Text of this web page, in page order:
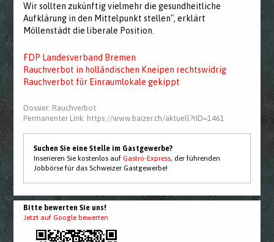
Wir sollten zukünftig vielmehr die gesundheitliche
Aufklärung in den Mittelpunkt stellen", erklärt
Möllenstädt die liberale Position.
FDP Landesverband Bremen
Rauchverbot in holländischen Kneipen rechtswidrig
Rauchverbot für Einraumlokale gekippt
Dossier: Rauchverbot
Permanenter Link: https://www.baizer.ch/aktuell?rID=1461
Suchen Sie eine Stelle im Gastgewerbe?
Inserieren Sie kostenlos aufGastro-Express, der führenden
Jobbörse für das Schweizer Gastgewerbe!
Bitte bewerten Sie uns!
Jetzt auf Google bewerten